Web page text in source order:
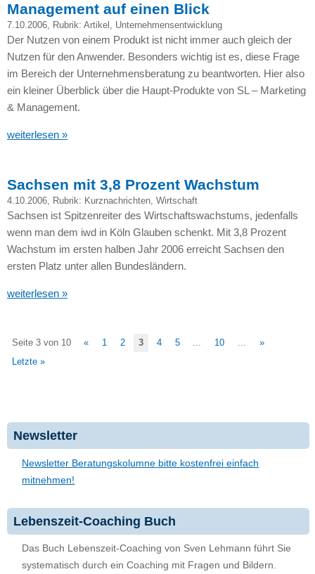
Management auf einen Blick
7.10.2006, Rubrik: Artikel , Unternehmensentwicklung
Der Nutzen von einem Produkt ist nicht immer auch gleich der
Nutzen für den Anwender. Besonders wichtig ist es, diese Frage
im Bereich der Unternehmensberatung zu beantworten. Hier also
ein kleiner Überblick über die Haupt-Produkte von SL – Marketing
& Management.
weiterlesen »
Sachsen mit 3,8 Prozent Wachstum
4.10.2006, Rubrik: Kurznachrichten, Wirtschaft
Sachsen ist Spitzenreiter des Wirtschaftswachstums, jedenfalls
wenn man dem iwd in Köln Glauben schenkt. Mit 3,8 Prozent
Wachstum im ersten halben Jahr 2006 erreicht Sachsen den
ersten Platz unter allen Bundesländern.
weiterlesen »
Seite 3 von 10 « 1 2 3 4 5 10
»
Letzte »
Newsletter
Newsletter Beratungskolumne bitte kostenfrei einfach
mitnehmen!
Lebenszeit-Coaching Buch
Das Buch Lebenszeit-Coaching von Sven Lehmann führt Sie
systematisch durch ein Coaching mit Fragen und Bildern.